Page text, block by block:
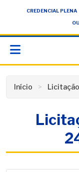
conteúdoCREDENCIAL PLENA
Início Licitação